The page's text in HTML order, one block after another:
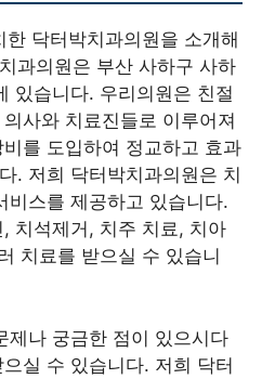
닥터박치과의원을 소개해
과의원은 부산 사하구 사하
있습니다. 우리의원은 친절
사와 치료진들로 이루어져
를 도입하여 정교하고 효과
. 저희 닥터박치과의원은 치
비스를 제공하고 있습니다.
치석제거, 치주 치료, 치아
치료를 받으실 수 있습니
제나 궁금한 점이 있으시다
실 수 있습니다. 저희 닥터